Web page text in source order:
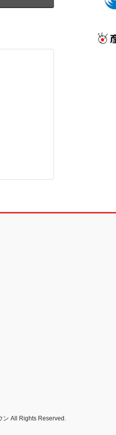
ン All Rights Reserved.